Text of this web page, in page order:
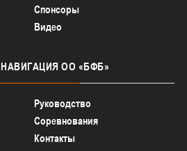
Спонсоры
Видео
НАВИГАЦИЯ ОО «БФБ»
Руководство
Соревнования
Контакты